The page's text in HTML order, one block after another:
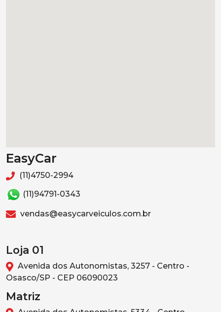
EasyCar
(11)4750-2994
(11)94791-0343
vendas@easycarveiculos.com.br
Loja 01
Avenida dos Autonomistas, 3257 - Centro -
Osasco/SP - CEP 06090023
Matriz